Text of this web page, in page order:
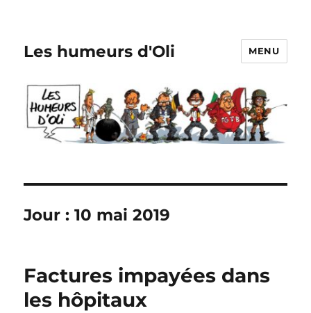
Les humeurs d'Oli MENU
Jour :10 mai 2019
Factures impayées dans
les hôpitaux